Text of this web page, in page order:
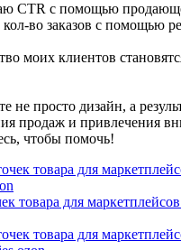
CTR с помощью
во заказов с помощью
моих клиентов
не просто дизайн, а
продаж и привлечения
чтобы помочь!
товара для